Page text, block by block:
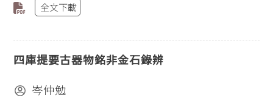
全文下載
四庫提要古器物銘非金石錄辨
岑仲勉